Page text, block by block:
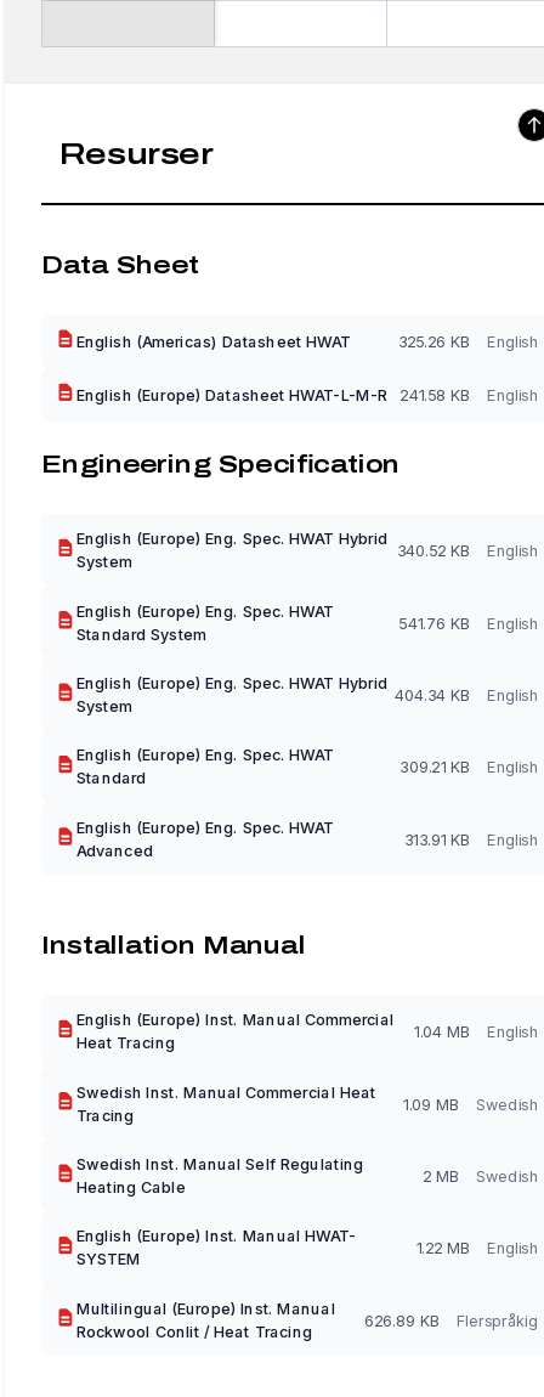
Resurser
Data Sheet
English (Americas) Datasheet HWAT 325.26 KB English
English (Europe) Datasheet HWAT-L-M-R 241.58 KB English
Engineering Specification
English (Europe) Eng. Spec. HWAT Hybrid
System
340.52 KB English
English (Europe) Eng. Spec. HWAT
Standard System
541.76 KB English
English (Europe) Eng. Spec. HWAT Hybrid
System
404.34 KB English
English (Europe) Eng. Spec. HWAT
Standard
309.21 KB English
English (Europe) Eng. Spec. HWAT
Advanced
313.91 KB English
Installation Manual
English (Europe) Inst. Manual Commercial
Heat Tracing
1.04 MB English
Swedish Inst. Manual Commercial Heat
Tracing
1.09 MB Swedish
Swedish Inst. Manual Self Regulating
Heating Cable
2 MB Swedish
English (Europe) Inst. Manual HWAT-
SYSTEM
1.22 MB English
Multilingual (Europe) Inst. Manual
Rockwool Conlit / Heat Tracing
626.89 KB Flerspråkig